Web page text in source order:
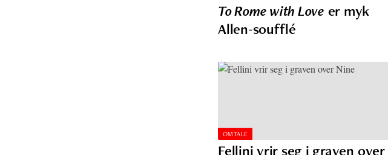
To Rome with Love er myk
Allen-soufflé
OMTALE
Fellini vrir seg i graven over